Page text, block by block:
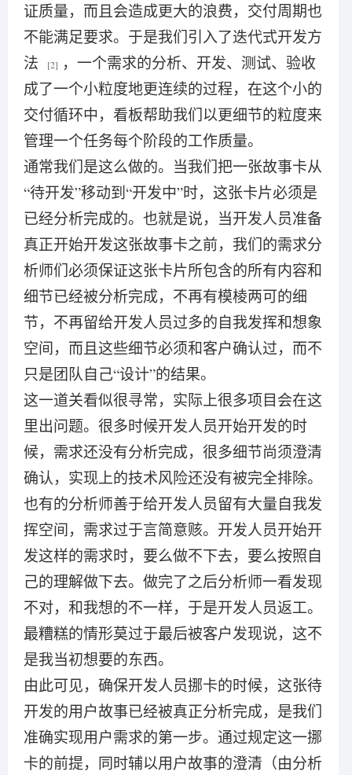
证质量，而且会造成更大的浪费，交付周期也
不能满足要求。于是我们引入了迭代式开发方
法
[2] ，一个需求的分析、开发、测试、验收
成了一个小粒度地更连续的过程，在这个小的
交付循环中，看板帮助我们以更细节的粒度来
管理一个任务每个阶段的工作质量。
通常我们是这么做的。当我们把一张故事卡从
“待开发”移动到“开发中”时，这张卡片必须是
已经分析完成的。也就是说，当开发人员准备
真正开始开发这张故事卡之前，我们的需求分
析师们必须保证这张卡片所包含的所有内容和
细节已经被分析完成，不再有模棱两可的细
节，不再留给开发人员过多的自我发挥和想象
空间，而且这些细节必须和客户确认过，而不
只是团队自己“设计”的结果。
这一道关看似很寻常，实际上很多项目会在这
里出问题。很多时候开发人员开始开发的时
候，需求还没有分析完成，很多细节尚须澄清
确认，实现上的技术风险还没有被完全排除。
也有的分析师善于给开发人员留有大量自我发
挥空间，需求过于言简意赅。开发人员开始开
发这样的需求时，要么做不下去，要么按照自
己的理解做下去。做完了之后分析师一看发现
不对，和我想的不一样，于是开发人员返工。
最糟糕的情形莫过于最后被客户发现说，这不
是我当初想要的东西。
由此可见，确保开发人员挪卡的时候，这张待
开发的用户故事已经被真正分析完成，是我们
准确实现用户需求的第一步。通过规定这一挪
卡的前提，同时辅以用户故事的澄清（由分析